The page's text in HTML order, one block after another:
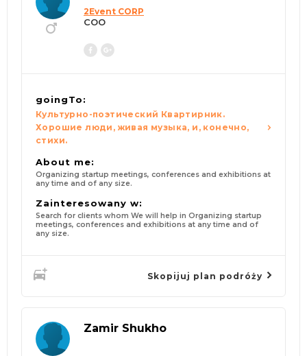
2Event CORP
COO
goingTo:
Культурно-поэтический Квартирник.
Хорошие люди, живая музыка, и, конечно,
стихи.
About me:
Organizing startup meetings, conferences and exhibitions at
any time and of any size.
Zainteresowany w:
Search for clients whom We will help in Organizing startup
meetings, conferences and exhibitions at any time and of
any size.
Skopijuj plan podróży
Zamir Shukho